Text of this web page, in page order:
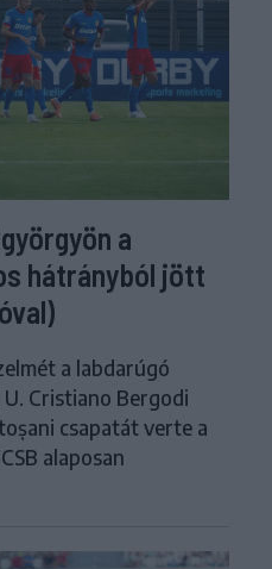
a
hátrányból jött
a labdarúgó
Cristiano Bergodi
csapatát verte a
alaposan